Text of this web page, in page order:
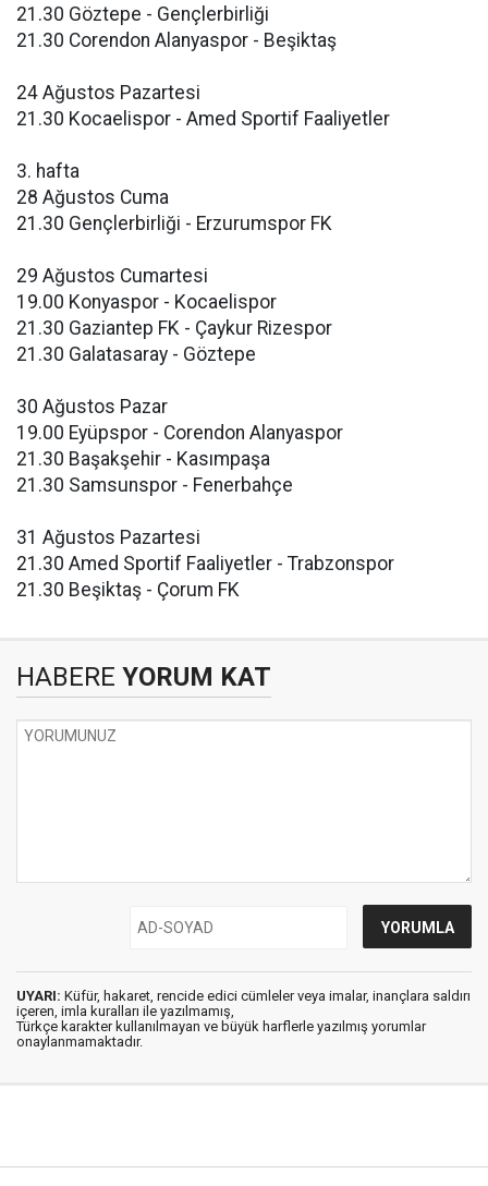
21.30 Göztepe - Gençlerbirliği
21.30 Corendon Alanyaspor - Beşiktaş
24 Ağustos Pazartesi
21.30 Kocaelispor - Amed Sportif Faaliyetler
3. hafta
28 Ağustos Cuma
21.30 Gençlerbirliği - Erzurumspor FK
29 Ağustos Cumartesi
19.00 Konyaspor - Kocaelispor
21.30 Gaziantep FK - Çaykur Rizespor
21.30 Galatasaray - Göztepe
30 Ağustos Pazar
19.00 Eyüpspor - Corendon Alanyaspor
21.30 Başakşehir - Kasımpaşa
21.30 Samsunspor - Fenerbahçe
31 Ağustos Pazartesi
21.30 Amed Sportif Faaliyetler - Trabzonspor
21.30 Beşiktaş - Çorum FK
HABERE YORUM KAT
UYARI: Küfür, hakaret, rencide edici cümleler veya imalar, inançlara saldırı
içeren, imla kuralları ile yazılmamış,
Türkçe karakter kullanılmayan ve büyük harflerle yazılmış yorumlar
onaylanmamaktadır.